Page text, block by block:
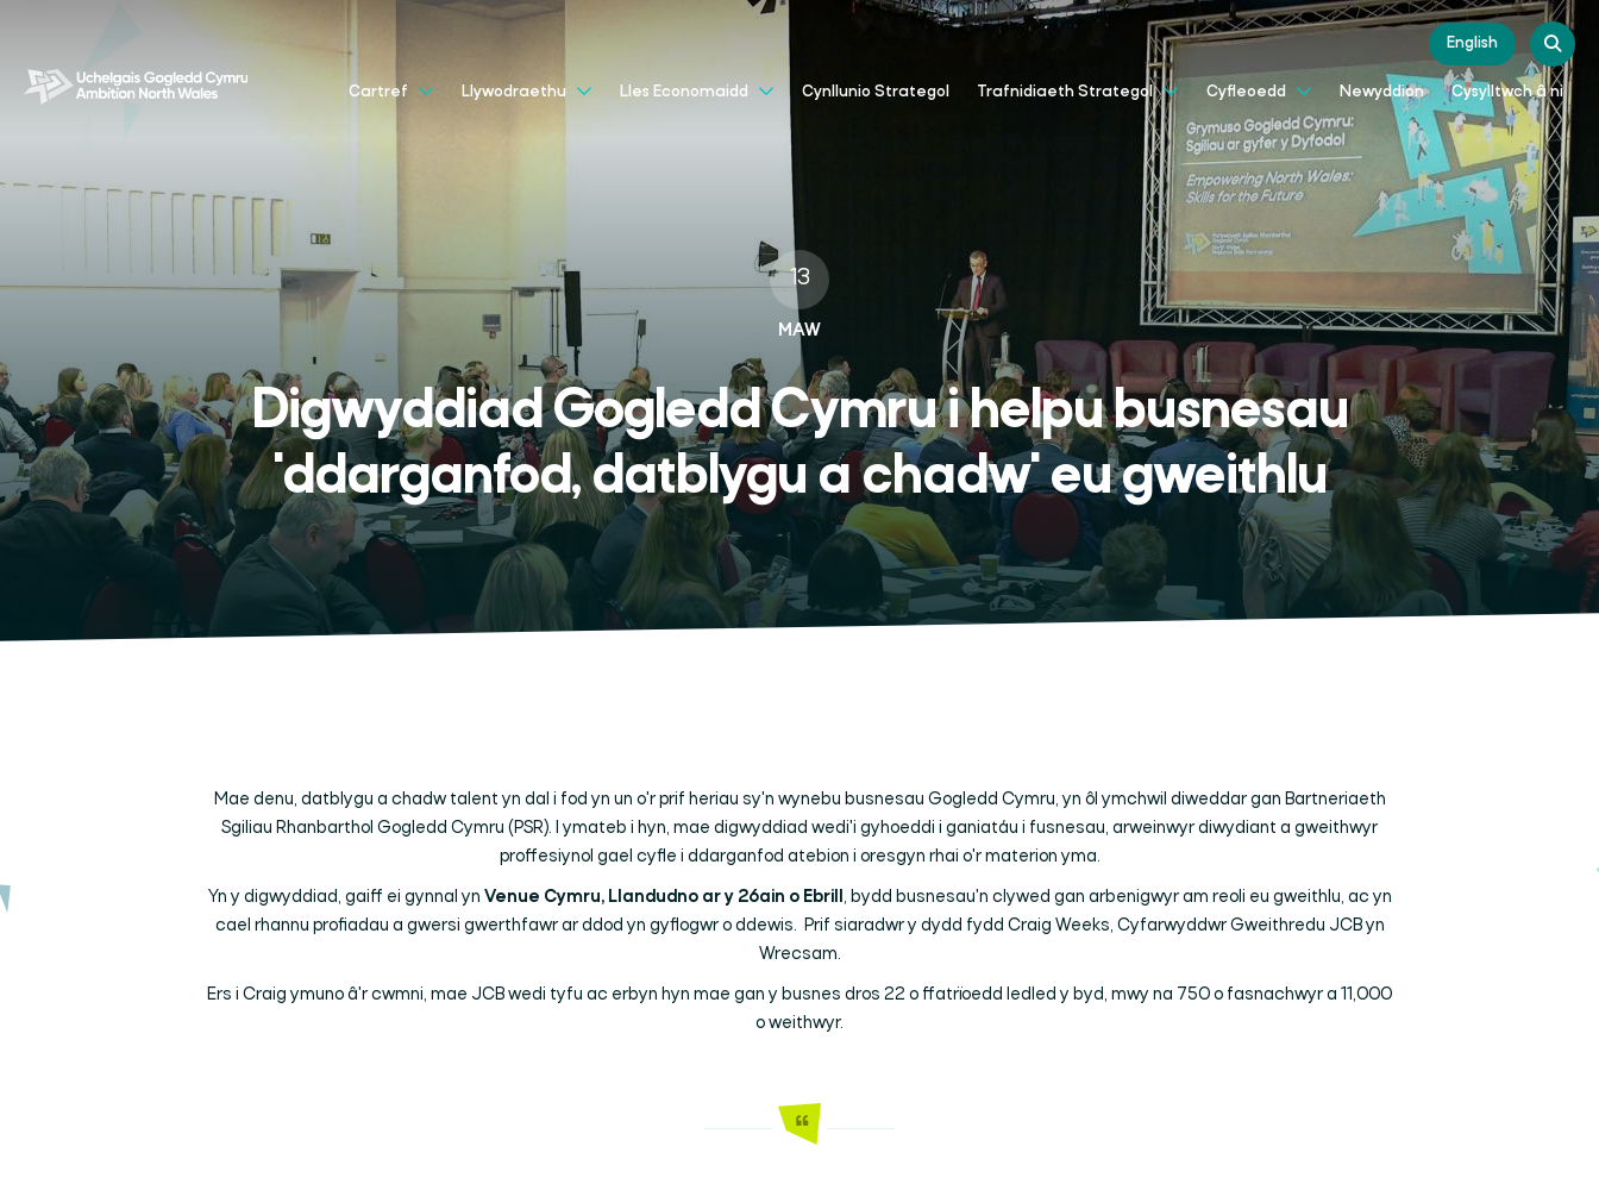
English
Cartref Llywodraethu Lles Economaidd Cynllunio Strategol Trafnidiaeth Strategol Cyfleoedd Newyddion Cysylltwch â ni
13
MAW
Digwyddiad Gogledd Cymru i helpu busnesau
'ddarganfod, datblygu a chadw' eu gweithlu
Mae denu, datblygu a chadw talent yn dal i fod yn un o'r prif heriau sy'n wynebu busnesau Gogledd Cymru, yn ôl ymchwil diweddar gan Bartneriaeth
Sgiliau Rhanbarthol Gogledd Cymru (PSR). I ymateb i hyn, mae digwyddiad wedi'i gyhoeddi i ganiatáu i fusnesau, arweinwyr diwydiant a gweithwyr
proffesiynol gael cyfle i ddarganfod atebion i oresgyn rhai o'r materion yma.
Yn y digwyddiad, gaiff ei gynnal yn Venue Cymru, Llandudno ar y 26ain o Ebrill , bydd busnesau'n clywed gan arbenigwyr am reoli eu gweithlu, ac yn
cael rhannu profiadau a gwersi gwerthfawr ar ddod yn gyflogwr o ddewis. Prif siaradwr y dydd fydd Craig Weeks, Cyfarwyddwr Gweithredu JCB yn
Wrecsam.
Ers i Craig ymuno â'r cwmni, mae JCB wedi tyfu ac erbyn hyn mae gan y busnes dros 22 o ffatrïoedd ledled y byd, mwy na 750 o fasnachwyr a 11,000
o weithwyr.